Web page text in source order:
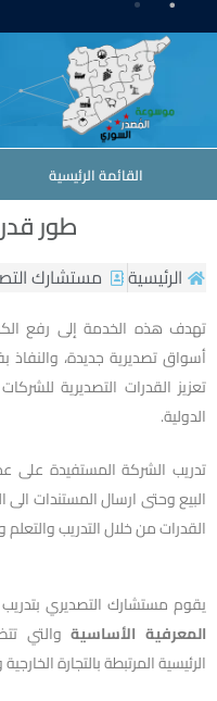
إلى
القائمة الرئيسية
طور
الرئيسية مستشارك
تهدف هذه الخدمة إلى رفع
أسواق تصديرية جديدة،
تعزيز القدرات التصديرية
الدولية.
تدريب الشركة المستفيدة على
البيع وحتى ارسال المستندات
القدرات من خلال التدريب والتعلم
يقوم مستشارك التصديري
المعرفية الأساسية والتي
الرئيسية المرتبطة بالتجارة